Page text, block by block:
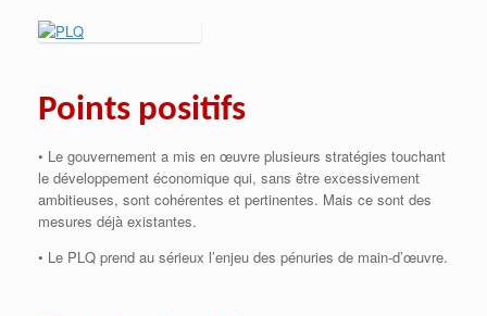
Points positifs
• Le gouvernement a mis en œuvre plusieurs stratégies touchant
le développement économique qui, sans être excessivement
ambitieuses, sont cohérentes et pertinentes. Mais ce sont des
mesures déjà existantes.
• Le PLQ prend au sérieux l’enjeu des pénuries de main-d’œuvre.